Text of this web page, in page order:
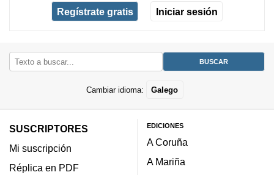
Regístrate gratis Iniciar sesión
Cambiar idioma: Galego
SUSCRIPTORES
Mi suscripción
Réplica en PDF
EDICIONES
A Coruña
A Mariña